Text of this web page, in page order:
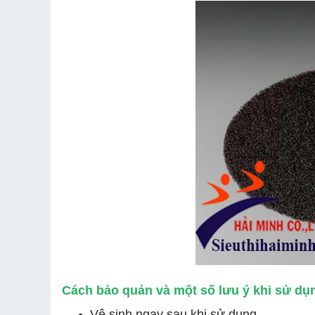
Cách bảo quản và một số lưu ý khi sử